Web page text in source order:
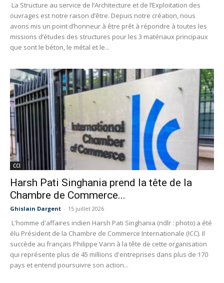
La Structure au service de l’Architecture et de l’Exploitation des
ouvrages est notre raison d’être. Depuis notre création, nous
avons mis un point d’honneur à être prêt à répondre à toutes les
missions d’études des structures pour les 3 matériaux principaux
que sont le béton, le métal et le...
CCI
Harsh Pati Singhania prend la tête de la
Chambre de Commerce...
Ghislain Dargent - 15 juillet 2026
L'homme d'affaires indien Harsh Pati Singhania (ndlr : photo) a été
élu Président de la Chambre de Commerce Internationale (ICC). Il
succède au français Philippe Varin à la tête de cette organisation
qui représente plus de 45 millions d'entreprises dans plus de 170
pays et entend poursuivre son action...